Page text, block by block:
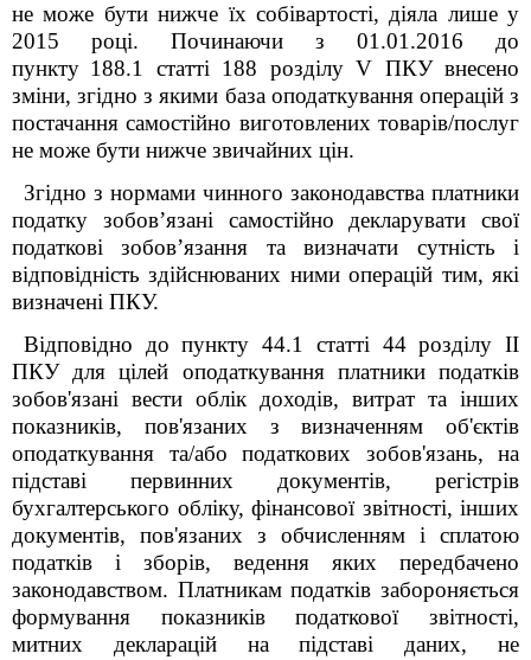
не може бути нижче їх собівартості, діяла лише у
2015 році. Починаючи з 01.01.2016 до
пункту 188.1 статті 188 розділу V ПКУ внесено
зміни, згідно з якими база оподаткування операцій з
постачання самостійно виготовлених товарів/послуг
не може бути нижче звичайних цін.
Згідно з нормами чинного законодавства платники
податку зобов’язані самостійно декларувати свої
податкові зобов’язання та визначати сутність і
відповідність здійснюваних ними операцій тим, які
визначені ПКУ.
Відповідно до пункту 44.1 статті 44 розділу ІІ
ПКУ для цілей оподаткування платники податків
зобов'язані вести облік доходів, витрат та інших
показників, пов'язаних з визначенням об'єктів
оподаткування та/або податкових зобов'язань, на
підставі первинних документів, регістрів
бухгалтерського обліку, фінансової звітності, інших
документів, пов'язаних з обчисленням і сплатою
податків і зборів, ведення яких передбачено
законодавством. Платникам податків забороняється
формування показників податкової звітності,
митних декларацій на підставі даних, не